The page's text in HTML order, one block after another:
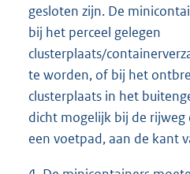
gesloten zijn. De
bij het perceel gelegen
clusterplaats/
te worden, of bij het
clusterplaats in het
dicht mogelijk bij de
een voetpad, aan de kant